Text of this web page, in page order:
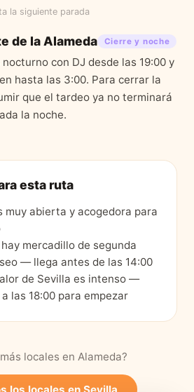
la siguiente parada
de la Alameda Cierre y noche
con DJ desde las 19:00 y
hasta las 3:00. Para cerrar la
que el tardeo ya no terminará
la noche.
esta ruta
muy abierta y acogedora para
mercadillo de segunda
— llega antes de las 14:00
de Sevilla es intenso —
las 18:00 para empezar
locales en Alameda?